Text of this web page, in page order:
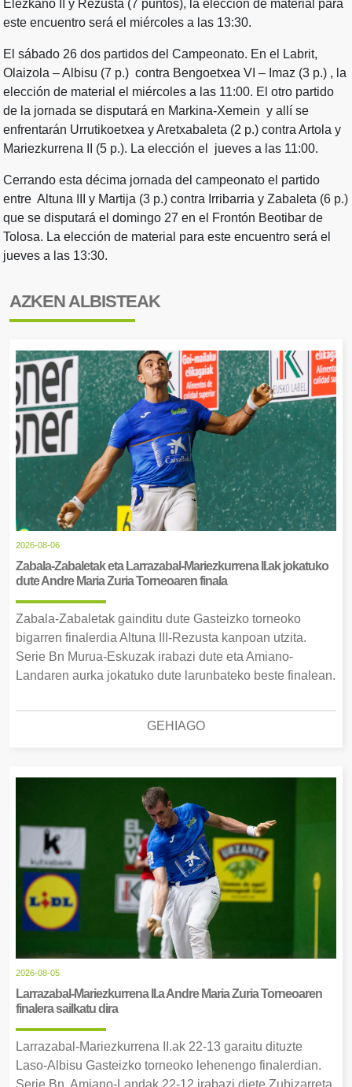
Elezkano II y Rezusta (7 puntos), la elección de material para
este encuentro será el miércoles a las 13:30.
El sábado 26 dos partidos del Campeonato. En el Labrit,
Olaizola – Albisu (7 p.) contra Bengoetxea VI – Imaz (3 p.) , la
elección de material el miércoles a las 11:00. El otro partido
de la jornada se disputará en Markina-Xemein y allí se
enfrentarán Urrutikoetxea y Aretxabaleta (2 p.) contra Artola y
Mariezkurrena II (5 p.). La elección el jueves a las 11:00.
Cerrando esta décima jornada del campeonato el partido
entre Altuna III y Martija (3 p.) contra Irribarria y Zabaleta (6 p.)
que se disputará el domingo 27 en el Frontón Beotibar de
Tolosa. La elección de material para este encuentro será el
jueves a las 13:30.
AZKEN ALBISTEAK
2026-08-06
Zabala-Zabaletak eta Larrazabal-Mariezkurrena II.ak jokatuko
dute Andre Maria Zuria Torneoaren finala
Zabala-Zabaletak gainditu dute Gasteizko torneoko
bigarren finalerdia Altuna III-Rezusta kanpoan utzita.
Serie Bn Murua-Eskuzak irabazi dute eta Amiano-
Landaren aurka jokatuko dute larunbateko beste finalean.
GEHIAGO
2026-08-05
Larrazabal-Mariezkurrena II.a Andre Maria Zuria Torneoaren
finalera sailkatu dira
Larrazabal-Mariezkurrena II.ak 22-13 garaitu dituzte
Laso-Albisu Gasteizko torneoko lehenengo finalerdian.
Serie Bn, Amiano-Landak 22-12 irabazi diete Zubizarreta